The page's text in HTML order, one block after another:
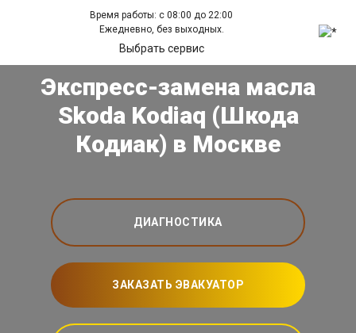
Время работы: с 08:00 до 22:00
Ежедневно, без выходных.
Выбрать сервис
Экспресс-замена масла
Skoda Kodiaq (Шкода
Кодиак) в Москве
ДИАГНОСТИКА
ЗАКАЗАТЬ ЭВАКУАТОР